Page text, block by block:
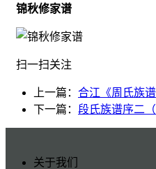
锦秋修家谱
扫一扫关注
上一篇： 合江《周氏族
下一篇： 段氏族谱序二
关于我们